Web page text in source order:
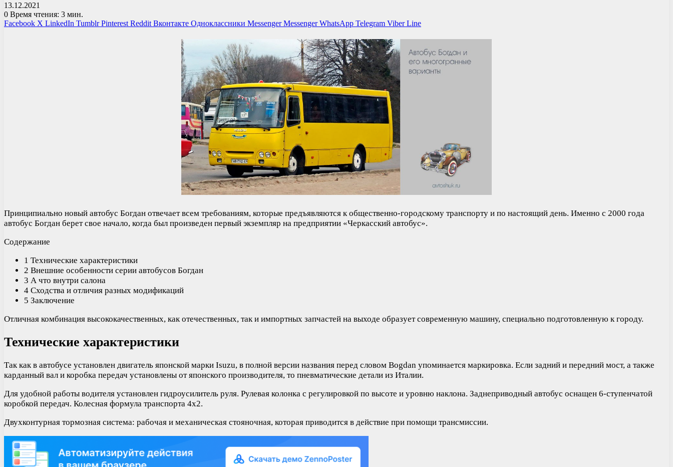
13.12.2021
0 Время чтения: 3 мин.
Facebook X LinkedIn Tumblr Pinterest Reddit Вконтакте Одноклассники Messenger Messenger WhatsApp Telegram Viber Line
Принципиально новый автобус Богдан отвечает всем требованиям, которые предъявляются к общественно-городскому транспорту и по настоящий день. Именно с 2000 года
автобус Богдан берет свое начало, когда был произведен первый экземпляр на предприятии «Черкасский автобус».
Содержание
1 Технические характеристики
2 Внешние особенности серии автобусов Богдан
3 А что внутри салона
4 Сходства и отличия разных модификаций
5 Заключение
Отличная комбинация высококачественных, как отечественных, так и импортных запчастей на выходе образует современную машину, специально подготовленную к городу.
Технические характеристики
Так как в автобусе установлен двигатель японской марки Isuzu, в полной версии названия перед словом Bogdan упоминается маркировка. Если задний и передний мост, а также
карданный вал и коробка передач установлены от японского производителя, то пневматические детали из Италии.
Для удобной работы водителя установлен гидроусилитель руля. Рулевая колонка с регулировкой по высоте и уровню наклона. Заднеприводный автобус оснащен 6-ступенчатой
коробкой передач. Колесная формула транспорта 4х2.
Двухконтурная тормозная система: рабочая и механическая стояночная, которая приводится в действие при помощи трансмиссии.